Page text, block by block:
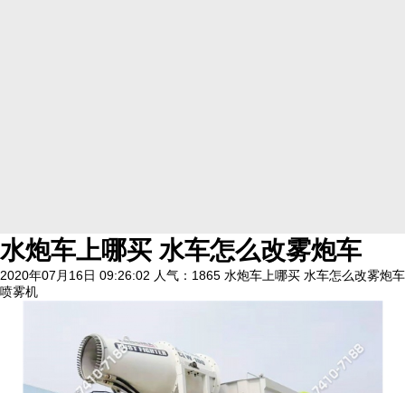
水炮车上哪买 水车怎么改雾炮车
2020年07月16日 09:26:02 人气：1865 水炮车上哪买 水车怎么改雾炮车
喷雾机